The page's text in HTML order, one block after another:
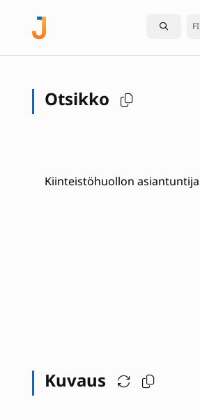
FI
Otsikko
Kiinteistöhuollon asiantuntija
Kuvaus